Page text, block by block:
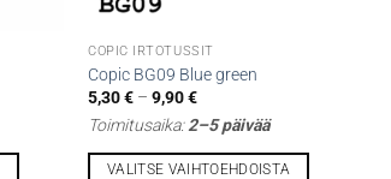
COPIC IRTOTUSSIT
Copic BG09 Blue green
5,30€ – 9,90€Hintaluokka:
-
Toimitusaika:2–5 päivää
VALITSE VAIHTOEHDOISTA